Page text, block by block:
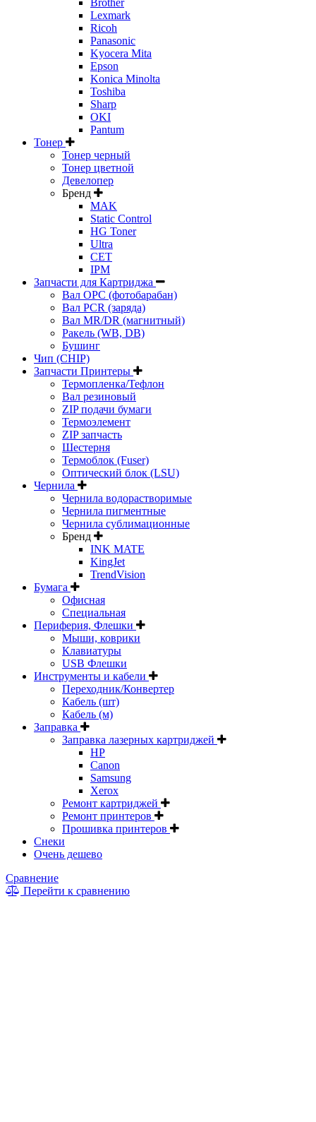
Lexmark
Ricoh
Panasonic
Kyocera Mita
Epson
Konica Minolta
Toshiba
Sharp
OKI
Pantum
Тонер
Тонер черный
Тонер цветной
Девелопер
Бренд
MAK
Static Control
HG Toner
Ultra
CET
IPM
Запчасти для Картриджа
Вал OPC (фотобарабан)
Вал PCR (заряда)
Вал MR/DR (магнитный)
Ракель (WB, DB)
Бушинг
Чип (CHIP)
Запчасти Принтеры
Термопленка/Тефлон
Вал резиновый
ZIP подачи бумаги
Термоэлемент
ZIP запчасть
Шестерня
Термоблок (Fuser)
Оптический блок (LSU)
Чернила
Чернила водорастворимые
Чернила пигментные
Чернила сублимационные
Бренд
INK MATE
KingJet
TrendVision
Бумага
Офисная
Специальная
Периферия, Флешки
Мыши, коврики
Клавиатуры
USB Флешки
Инструменты и кабели
Переходник/Конвертер
Кабель (шт)
Кабель (м)
Заправка
Заправка лазерных картриджей
HP
Canon
Samsung
Xerox
Ремонт картриджей
Ремонт принтеров
Прошивка принтеров
Снеки
Очень дешево
Сравнение
Перейти к сравнению